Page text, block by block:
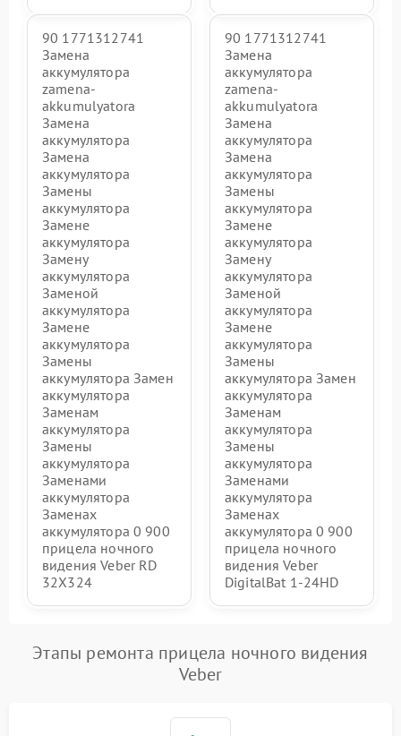
90 1771312741
Замена
аккумулятора
zamena-
akkumulyatora
Замена
аккумулятора
Замена
аккумулятора
Замены
аккумулятора
Замене
аккумулятора
Замену
аккумулятора
Заменой
аккумулятора
Замене
аккумулятора
Замены
аккумулятора Замен
аккумулятора
Заменам
аккумулятора
Замены
аккумулятора
Заменами
аккумулятора
Заменах
аккумулятора 0 900
прицела ночного
видения Veber RD
32X324
90 1771312741
Замена
аккумулятора
zamena-
akkumulyatora
Замена
аккумулятора
Замена
аккумулятора
Замены
аккумулятора
Замене
аккумулятора
Замену
аккумулятора
Заменой
аккумулятора
Замене
аккумулятора
Замены
аккумулятора Замен
аккумулятора
Заменам
аккумулятора
Замены
аккумулятора
Заменами
аккумулятора
Заменах
аккумулятора 0 900
прицела ночного
видения Veber
DigitalBat 1-24HD
Этапы ремонта прицела ночного видения
Veber